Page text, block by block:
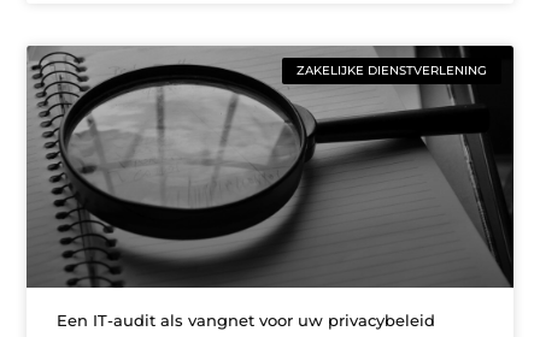
ZAKELIJKE DIENSTVERLENING
Een IT-audit als vangnet voor uw privacybeleid